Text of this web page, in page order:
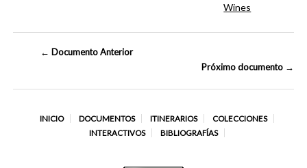
Wines
← Documento Anterior
Próximo documento →
INICIO DOCUMENTOS ITINERARIOS
COLECCIONES
INTERACTIVOS
BIBLIOGRAFÍAS